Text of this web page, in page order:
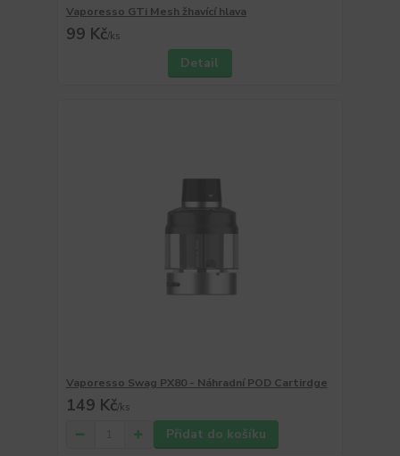
Vaporesso GTi Mesh žhavící hlava
99 Kč/ks
Detail
Vaporesso Swag PX80 - Náhradní POD Cartirdge
149 Kč/ks
Přidat do košíku